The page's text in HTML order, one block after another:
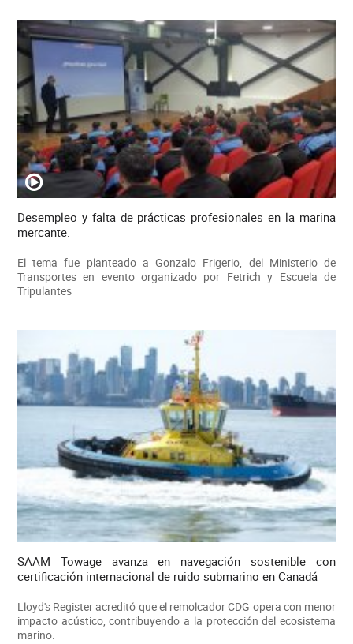
Desempleo y falta de prácticas profesionales en la marina
mercante.
El tema fue planteado a Gonzalo Frigerio, del Ministerio de
Transportes en evento organizado por Fetrich y Escuela de
Tripulantes
SAAM Towage avanza en navegación sostenible con
certificación internacional de ruido submarino en Canadá
Lloyd's Register acreditó que el remolcador CDG opera con menor
impacto acústico, contribuyendo a la protección del ecosistema
marino.